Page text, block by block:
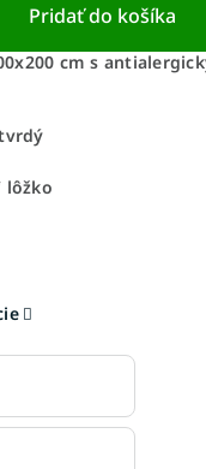
Pridať do košíka
cm s
lôžko